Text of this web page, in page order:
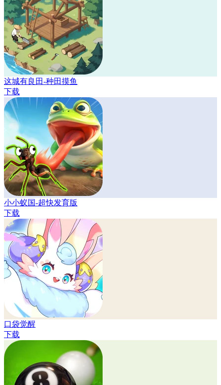
这城有良田-种田摸鱼
下载
小小蚁国-超快发育版
下载
口袋觉醒
下载